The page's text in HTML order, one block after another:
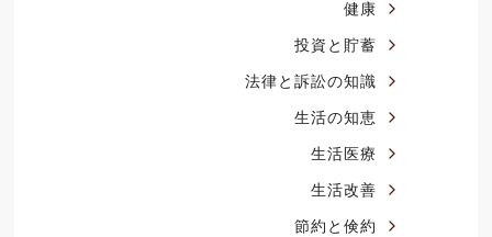
健康
投資と貯蓄
法律と訴訟の知識
生活の知恵
生活医療
生活改善
節約と倹約